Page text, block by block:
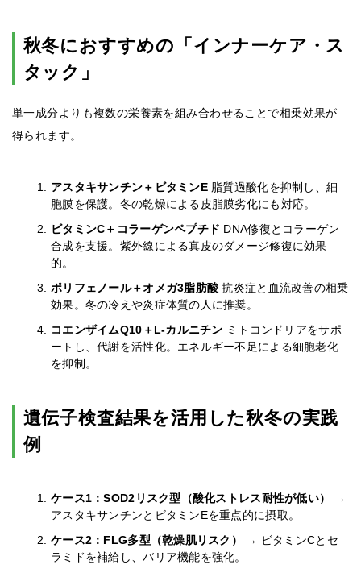
秋冬におすすめの「インナーケア・ス
タック」
単一成分よりも複数の栄養素を組み合わせることで相乗効果が
得られます。
アスタキサンチン＋ビタミンE 脂質過酸化を抑制し、細
胞膜を保護。冬の乾燥による皮脂膜劣化にも対応。
ビタミンC＋コラーゲンペプチド DNA修復とコラーゲン
合成を支援。紫外線による真皮のダメージ修復に効果
的。
ポリフェノール＋オメガ3脂肪酸抗炎症と血流改善の相乗
効果。冬の冷えや炎症体質の人に推奨。
コエンザイムQ10＋L-カルニチン ミトコンドリアをサポ
ートし、代謝を活性化。エネルギー不足による細胞老化
を抑制。
遺伝子検査結果を活用した秋冬の実践
例
ケース1：SOD2リスク型（酸化ストレス耐性が低い）
→
アスタキサンチンとビタミンEを重点的に摂取。
ケース2：FLG多型（乾燥肌リスク）
→ ビタミンCとセ
ラミドを補給し、バリア機能を強化。